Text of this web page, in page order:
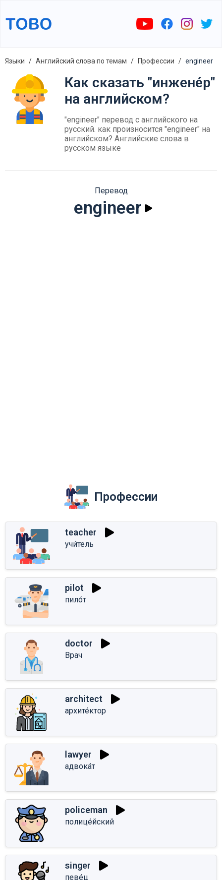
Языки Английский слова по темам Профессии engineer
Как сказать "инжене́р"
на английском?
"engineer" перевод с английского на
русский. как произносится "engineer" на
английском? Английские слова в
русском языке
Перевод
engineer
Профессии
teacher
учи́тель
pilot
пило́т
doctor
Врач
architect
архите́ктор
lawyer
адвока́т
policeman
полице́йский
singer
певе́ц